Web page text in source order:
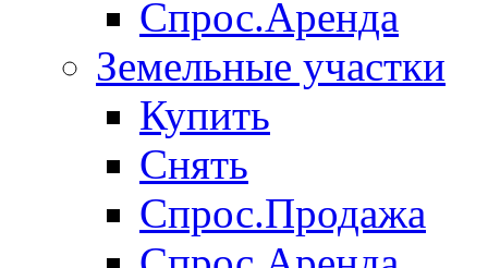
Спрос.Аренда
Земельные участки
Купить
Снять
Спрос.Продажа